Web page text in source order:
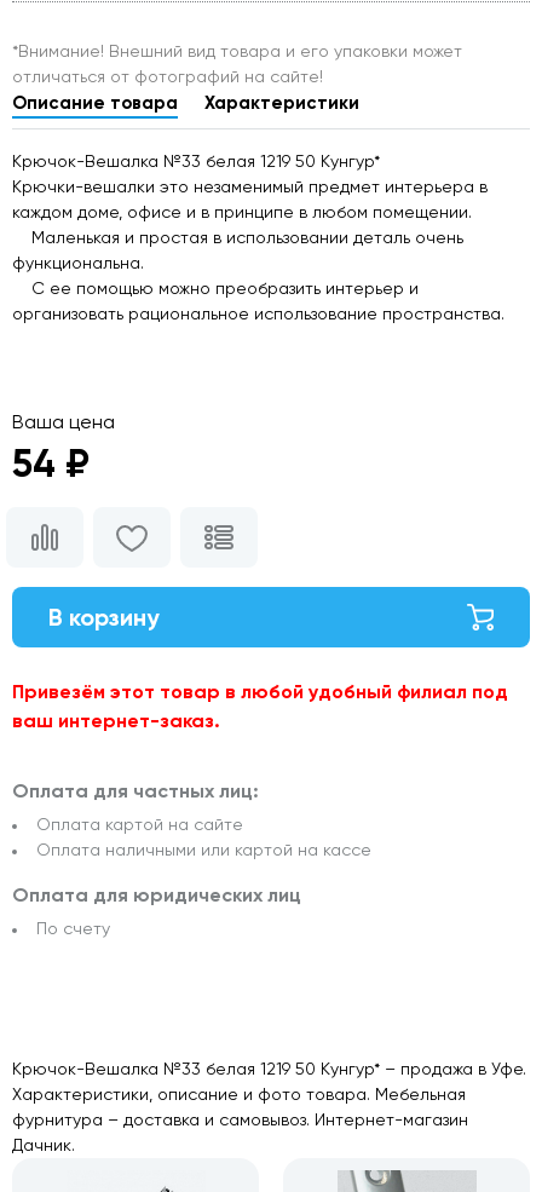
*Внимание! Внешний вид товара и его упаковки может
отличаться от фотографий на сайте!
Описание товара Характеристики
Крючок-Вешалка №33 белая 1219 50 Кунгур*
Крючки-вешалки это незаменимый предмет интерьера в
каждом доме, офисе и в принципе в любом помещении.
Маленькая и простая в использовании деталь очень
функциональна.
С ее помощью можно преобразить интерьер и
организовать рациональное использование пространства.
Ваша цена
54 ₽
В корзину
Привезём этот товар в любой удобный филиал под
ваш интернет-заказ.
Оплата для частных лиц:
Оплата картой на сайте
Оплата наличными или картой на кассе
Оплата для юридических лиц
По счету
Крючок-Вешалка №33 белая 1219 50 Кунгур* – продажа в Уфе.
Характеристики, описание и фото товара. Мебельная
фурнитура – доставка и самовывоз. Интернет-магазин
Дачник.